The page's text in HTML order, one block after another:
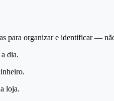
para organizar e identificar —
dia.
loja.